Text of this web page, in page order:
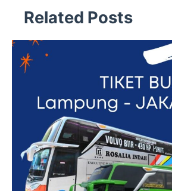
Related Posts